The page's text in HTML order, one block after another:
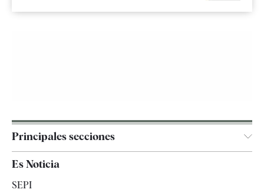
Principales secciones
España
Es Noticia
SEPI